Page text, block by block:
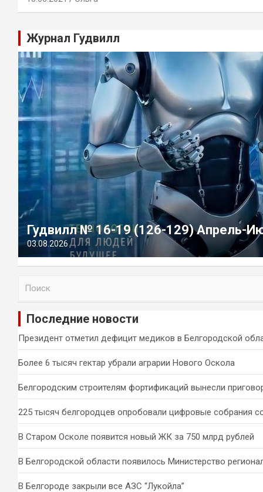
Журнал Гудвилл
Гудвилл № 16-19 (126-129) Апрель-
03.08.2026
и
Последние новости
Президент отметил дефицит медиков в Белгородской
Более 6 тысяч гектар убрали аграрии Нового Оскола
Белгородским строителям фортификаций вынесли
225 тысяч белгородцев опробовали цифровые собрания
В Старом Осколе появится новый ЖК за 750 млрд рублей
В Белгородской области появилось Министерство
В Белгороде закрыли все АЗС “Лукойла”